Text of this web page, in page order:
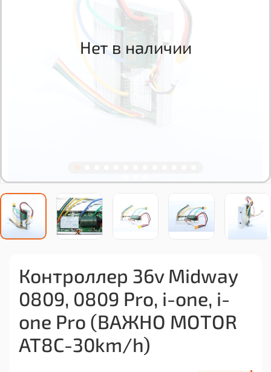
Контроллер 36v Midway
0809, 0809 Pro, i-one, i-
one Pro (ВАЖНО MOTOR
AT8C-30km/h)